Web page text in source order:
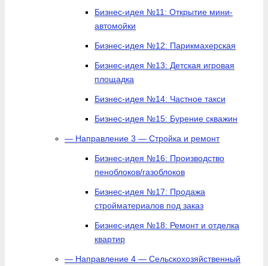
Бизнес-идея №11: Открытие мини-
автомойки
Бизнес-идея №12: Парикмахерская
Бизнес-идея №13: Детская игровая
площадка
Бизнес-идея №14: Частное такси
Бизнес-идея №15: Бурение скважин
— Направление 3 — Стройка и ремонт
Бизнес-идея №16: Производство
пеноблоков/газоблоков
Бизнес-идея №17: Продажа
стройматериалов под заказ
Бизнес-идея №18: Ремонт и отделка
квартир
— Направление 4 — Сельскохозяйственный